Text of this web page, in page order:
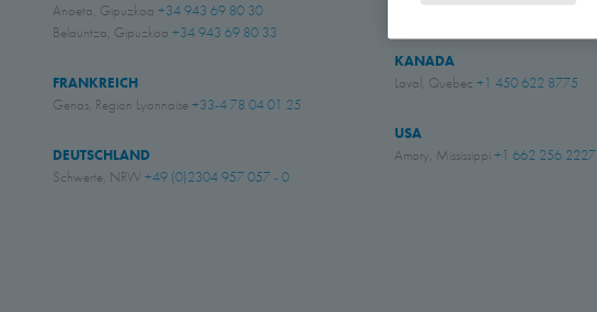
Anoeta, Gipuzkoa +34 943 69 80 30
Belauntza, Gipuzkoa +34 943 69 80 33
FRANKREICH
Genas, Region Lyonnaise+33-4 78 04 01 25
DEUTSCHLAND
Schwerte, NRW +49 (0)2304 957 057 - 0
KANADA
Laval, Quebec +1 450 622 8775
USA
Amory, Mississippi +1 662 256 2227